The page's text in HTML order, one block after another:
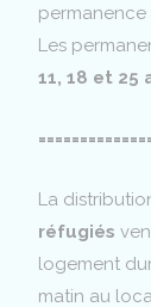
permanence
Les
11, 18 et 25
La
réfugiés
logement
matin au